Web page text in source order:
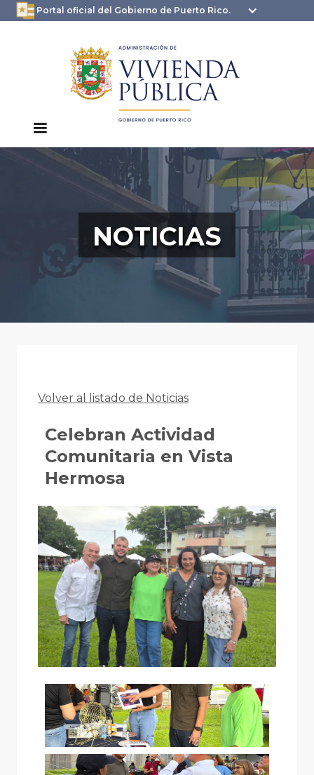
Portal oficial del Gobierno de Puerto Rico.
oficial.pr.gov
seguros .pr.gov usan
HTTPS
NOTICIAS
Volver al listado de Noticias
Celebran Actividad
Comunitaria en Vista
Hermosa